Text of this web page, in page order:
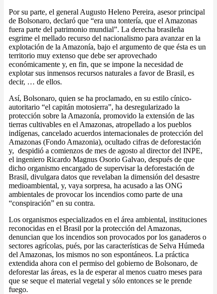
Por su parte, el general Augusto Heleno Pereira, asesor principal
de Bolsonaro, declaró que “era una tontería, que el Amazonas
fuera parte del patrimonio mundial”. La derecha brasileña
esgrime el mellado recurso del nacionalismo para avanzar en la
explotación de la Amazonía, bajo el argumento de que ésta es un
territorio muy extenso que debe ser aprovechado
económicamente y, en fin, que se impone la necesidad de
explotar sus inmensos recursos naturales a favor de Brasil, es
decir, … de ellos.
Así, Bolsonaro, quien se ha proclamado, en su estilo cínico-
autoritario “el capitán motosierra”, ha desregularizado la
protección sobre la Amazonía, promovido la extensión de las
tierras cultivables en el Amazonas, atropellado a los pueblos
indígenas, cancelado acuerdos internacionales de protección del
Amazonas (Fondo Amazonia), ocultado cifras de deforestación
y, despidió a comienzos de mes de agosto al director del INPE,
el ingeniero Ricardo Magnus Osorio Galvao, después de que
dicho organismo encargado de supervisar la deforestación de
Brasil, divulgara datos que revelaban la dimensión del desastre
medioambiental, y, vaya sorpresa, ha acusado a las ONG
ambientales de provocar los incendios como parte de una
“conspiración” en su contra.
Los organismos especializados en el área ambiental, instituciones
reconocidas en el Brasil por la protección del Amazonas,
denuncian que los incendios son provocados por los ganaderos o
sectores agrícolas, pués, por las características de Selva Húmeda
del Amazonas, los mismos no son espontáneos. La práctica
extendida ahora con el permiso del gobierno de Bolsonaro, de
deforestar las áreas, es la de esperar al menos cuatro meses para
que se seque el material vegetal y sólo entonces se le prende
fuego.